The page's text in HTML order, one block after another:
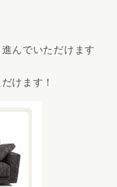
んでいただけます
けます！